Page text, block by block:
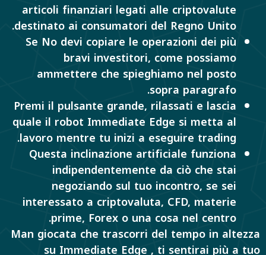
articoli finanziari legati alle criptovalute
destinato ai consumatori del Regno Unito.
Se No devi copiare le operazioni dei più
bravi investitori, come possiamo
ammettere che spieghiamo nel posto
sopra paragrafo.
Premi il pulsante grande, rilassati e lascia
quale il robot Immediate Edge si metta al
lavoro mentre tu inizi a eseguire trading.
Questa inclinazione artificiale funziona
indipendentemente da ciò che stai
negoziando sul tuo incontro, se sei
interessato a criptovaluta, CFD, materie
prime, Forex o una cosa nel centro.
Man giocata che trascorri del tempo in altezza
su Immediate Edge , ti sentirai più a tuo